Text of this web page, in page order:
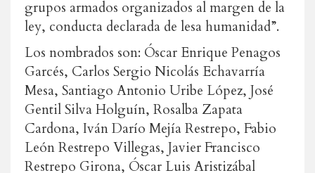
grupos armados organizados al margen de la
ley, conducta declarada de lesa humanidad”.
Los nombrados son: Óscar Enrique Penagos
Garcés, Carlos Sergio Nicolás Echavarría
Mesa, Santiago Antonio Uribe López, José
Gentil Silva Holguín, Rosalba Zapata
Cardona, Iván Darío Mejía Restrepo, Fabio
León Restrepo Villegas, Javier Francisco
Restrepo Girona, Óscar Luis Aristizábal